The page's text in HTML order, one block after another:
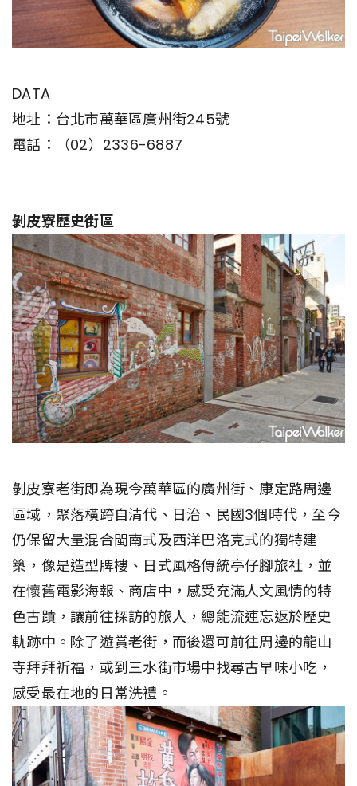
DATA
地址：台北市萬華區廣州街245號
電話：（02）2336-6887
剝皮寮歷史街區
剝皮寮老街即為現今萬華區的廣州街、康定路周邊
區域，聚落橫跨自清代、日治、民國3個時代，至今
仍保留大量混合閩南式及西洋巴洛克式的獨特建
築，像是造型牌樓、日式風格傳統亭仔腳旅社，並
在懷舊電影海報、商店中，感受充滿人文風情的特
色古蹟，讓前往探訪的旅人，總能流連忘返於歷史
軌跡中。除了遊賞老街，而後還可前往周邊的龍山
寺拜拜祈福，或到三水街市場中找尋古早味小吃，
感受最在地的日常洗禮。